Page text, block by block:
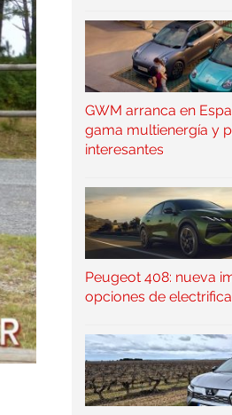
GWM arranca en
gama multienergía y
interesantes
Peugeot 408: nueva
opciones de